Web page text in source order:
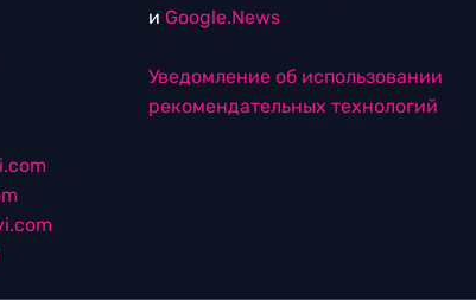
и Google.News
Уведомление об использовании
рекомендательных технологий